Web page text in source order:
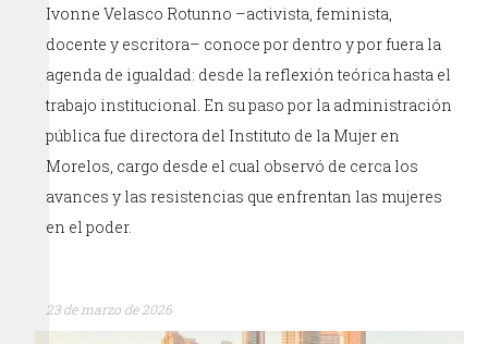
Ivonne Velasco Rotunno –activista, feminista,
docente y escritora– conoce por dentro y por fuera la
agenda de igualdad: desde la reflexión teórica hasta el
trabajo institucional. En su paso por la administración
pública fue directora del Instituto de la Mujer en
Morelos, cargo desde el cual observó de cerca los
avances y las resistencias que enfrentan las mujeres
en el poder.
23 de marzo de 2026